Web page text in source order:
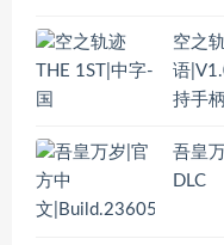
空之
语
持手柄
吾皇
DLC